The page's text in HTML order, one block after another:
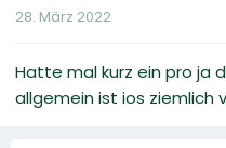
28. März 2022
Hatte mal kurz ein pro ja
allgemein ist ios ziemlich